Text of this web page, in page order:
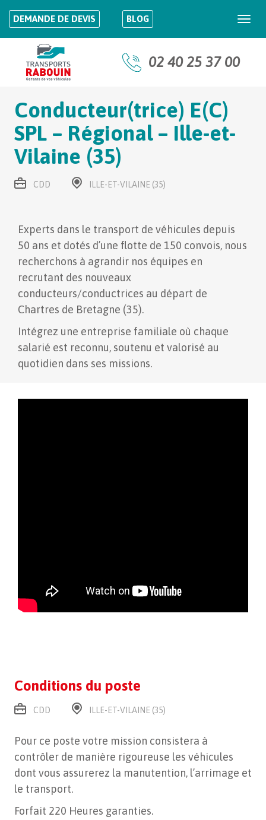
DEMANDE DE DEVIS BLOG
02 40 25 37 00
Conducteur(trice) E(C)
SPL – Régional – Ille-et-
Vilaine (35)
CDD ILLE-ET-VILAINE (35)
Experts dans le transport de véhicules depuis
50 ans et dotés d’une flotte de 150 convois, nous
recherchons à agrandir nos équipes en
recrutant des nouveaux
conducteurs/conductrices au départ de
Chartres de Bretagne (35).
Intégrez une entreprise familiale où chaque
salarié est reconnu, soutenu et valorisé au
quotidien dans ses missions.
Conditions du poste
CDD ILLE-ET-VILAINE (35)
Pour ce poste votre mission consistera à
contrôler de manière rigoureuse les véhicules
dont vous assurerez la manutention, l’arrimage et
le transport.
Forfait 220 Heures garanties.